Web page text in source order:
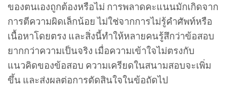
ของตนเองถูกต้องหรือไม่ การพลาดคะแนนมักเกิดจาก
การตีความผิดเล็กน้อย ไม่ใช่จากการไม่รู้คำศัพท์หรือ
เนื้อหาโดยตรง และสิ่งนี้ทำให้หลายคนรู้สึกว่าข้อสอบ
ยากกว่าความเป็นจริง เมื่อความเข้าใจไม่ตรงกับ
แนวคิดของข้อสอบ ความเครียดในสนามสอบจะเพิ่ม
ขึ้น และส่งผลต่อการตัดสินใจในข้อถัดไป